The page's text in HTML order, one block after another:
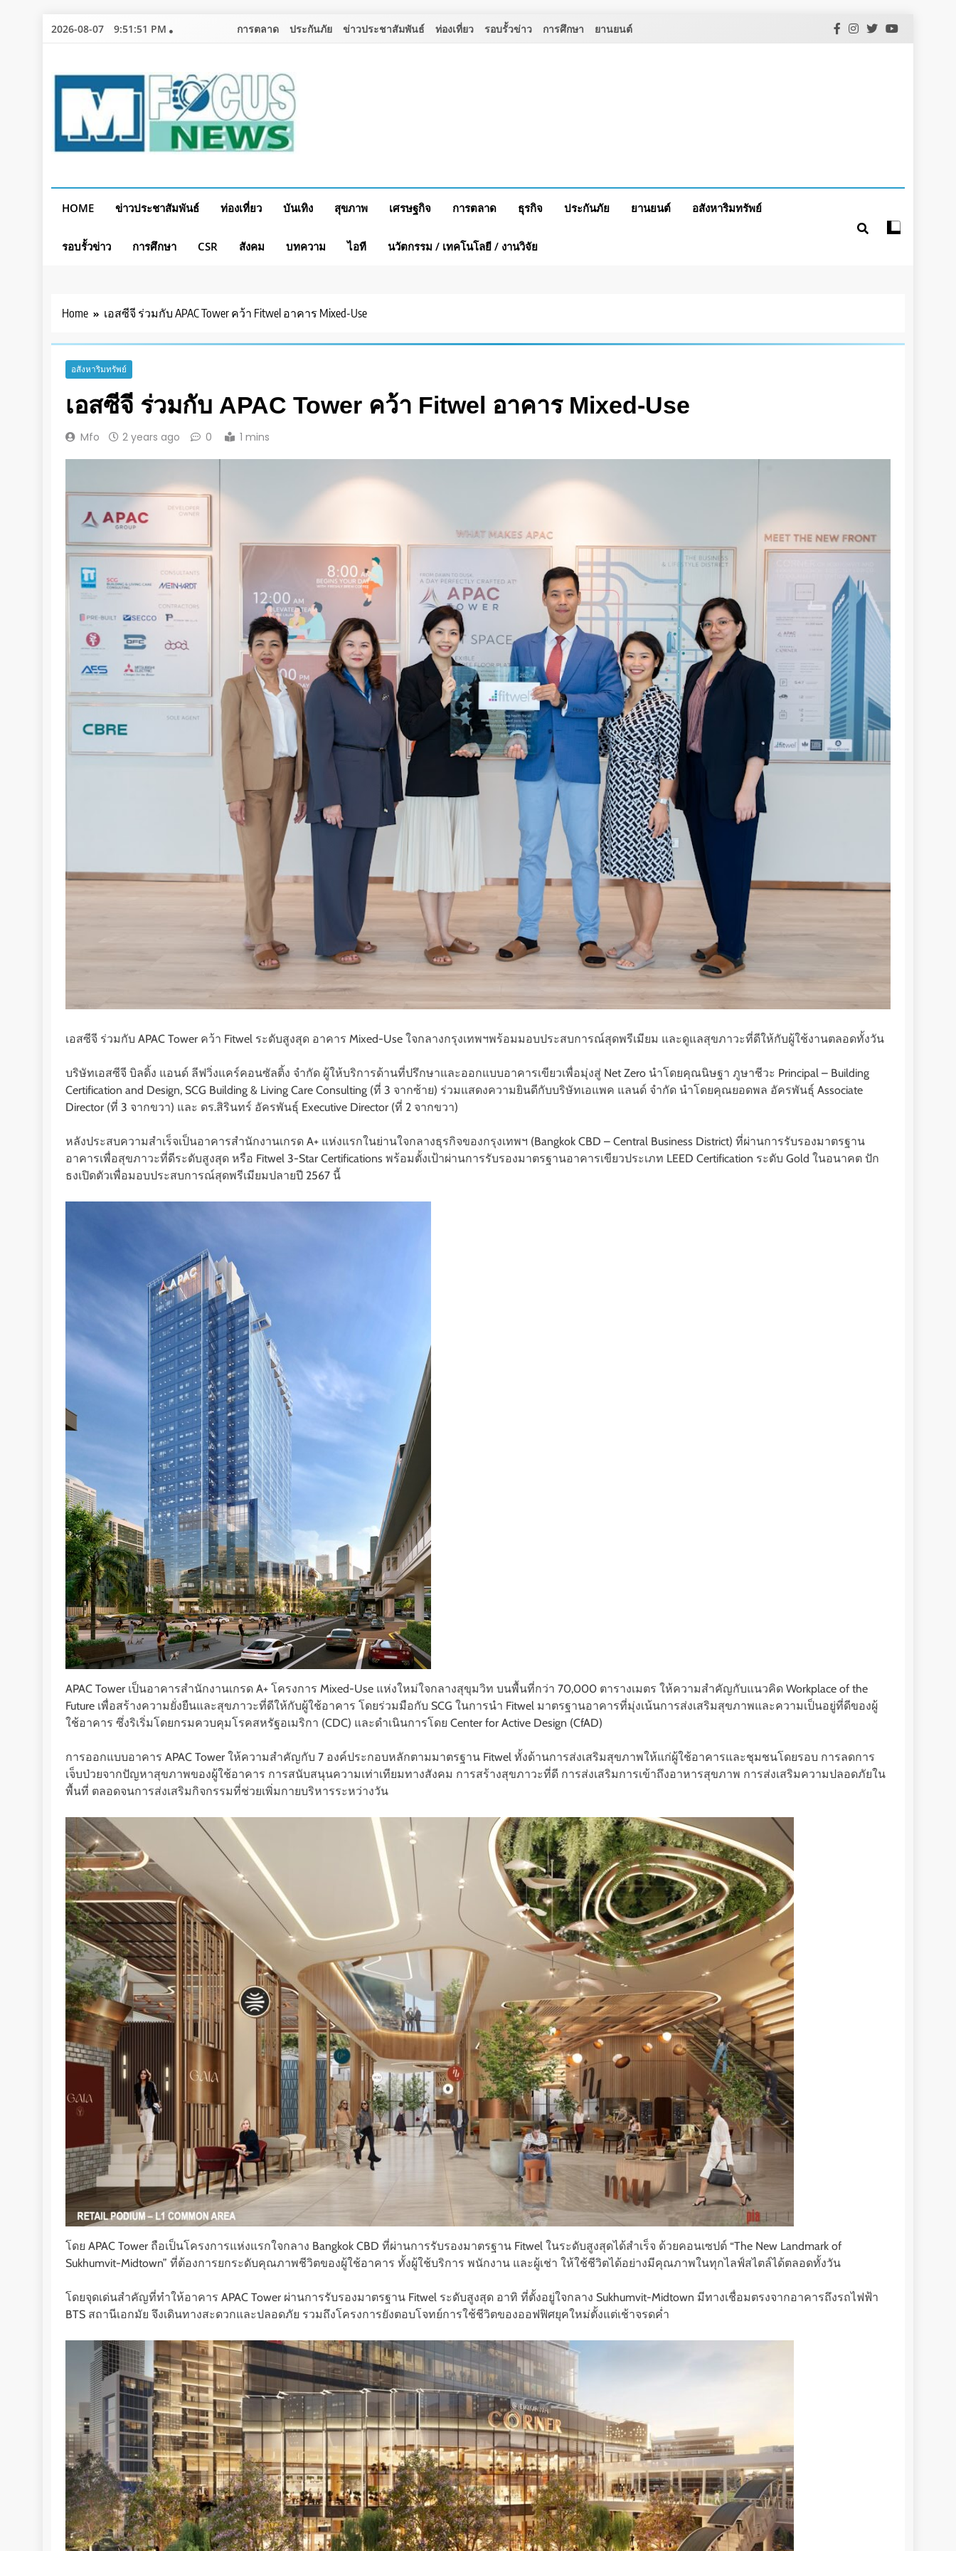
Skip
2026-08-07 9:51:53 PM การตลาด ประกันภัย ข่าวประชาสัมพันธ์ ท่องเที่ยว รอบรั้วข่าว การศึกษา ยานยนต์
HOME ข่าวประชาสัมพันธ์ ท่องเที่ยว บันเทิง สุขภาพ เศรษฐกิจ การตลาด ธุรกิจ ประกันภัย ยานยนต์ อสังหาริมทรัพย์
รอบรั้วข่าว การศึกษา CSR สังคม บทความ ไอที นวัตกรรม / เทคโนโลยี / งานวิจัย
Home เอสซีจี ร่วมกับ APAC Tower คว้า Fitwel อาคาร Mixed-Use
อสังหาริมทรัพย์
เอสซีจี ร่วมกับ APAC Tower คว้า Fitwel อาคาร Mixed-Use
Mfo 2 years ago 0 1 mins
เอสซีจี ร่วมกับ APAC Tower คว้า Fitwel ระดับสูงสุด อาคาร Mixed-Use ใจกลางกรุงเทพฯพร้อมมอบประสบการณ์สุดพรีเมียม และดูแลสุขภาวะที่ดีให้กับผู้ใช้งานตลอดทั้งวัน
บริษัทเอสซีจี บิลดิ้ง แอนด์ ลีฟวิ่งแคร์คอนซัลติ้ง จำกัด ผู้ให้บริการด้านที่ปรึกษาและออกแบบอาคารเขียวเพื่อมุ่งสู่ Net Zero นำโดยคุณนิษฐา ภูษาชีวะ Principal – Building
Certification and Design, SCG Building & Living Care Consulting (ที่ 3 จากซ้าย) ร่วมแสดงความยินดีกับบริษัทเอแพค แลนด์ จำกัด นำโดยคุณยอดพล อัครพันธุ์ Associate
Director (ที่ 3 จากขวา) และ ดร.สิรินทร์ อัครพันธุ์ Executive Director (ที่ 2 จากขวา)
หลังประสบความสำเร็จเป็นอาคารสำนักงานเกรด A+ แห่งแรกในย่านใจกลางธุรกิจของกรุงเทพฯ (Bangkok CBD – Central Business District) ที่ผ่านการรับรองมาตรฐาน
อาคารเพื่อสุขภาวะที่ดีระดับสูงสุด หรือ Fitwel 3-Star Certifications พร้อมตั้งเป้าผ่านการรับรองมาตรฐานอาคารเขียวประเภท LEED Certification ระดับ Gold ในอนาคต ปัก
ธงเปิดตัวเพื่อมอบประสบการณ์สุดพรีเมียมปลายปี 2567 นี้
APAC Tower เป็นอาคารสำนักงานเกรด A+ โครงการ Mixed-Use แห่งใหม่ใจกลางสุขุมวิท บนพื้นที่กว่า 70,000 ตารางเมตร ให้ความสำคัญกับแนวคิด Workplace of the
Future เพื่อสร้างความยั่งยืนและสุขภาวะที่ดีให้กับผู้ใช้อาคาร โดยร่วมมือกับ SCG ในการนำ Fitwel มาตรฐานอาคารที่มุ่งเน้นการส่งเสริมสุขภาพและความเป็นอยู่ที่ดีของผู้
ใช้อาคาร ซึ่งริเริ่มโดยกรมควบคุมโรคสหรัฐอเมริกา (CDC) และดำเนินการโดย Center for Active Design (CfAD)
การออกแบบอาคาร APAC Tower ให้ความสำคัญกับ 7 องค์ประกอบหลักตามมาตรฐาน Fitwel ทั้งด้านการส่งเสริมสุขภาพให้แก่ผู้ใช้อาคารและชุมชนโดยรอบ การลดการ
เจ็บป่วยจากปัญหาสุขภาพของผู้ใช้อาคาร การสนับสนุนความเท่าเทียมทางสังคม การสร้างสุขภาวะที่ดี การส่งเสริมการเข้าถึงอาหารสุขภาพ การส่งเสริมความปลอดภัยใน
พื้นที่ ตลอดจนการส่งเสริมกิจกรรมที่ช่วยเพิ่มกายบริหารระหว่างวัน
โดย APAC Tower ถือเป็นโครงการแห่งแรกใจกลาง Bangkok CBD ที่ผ่านการรับรองมาตรฐาน Fitwel ในระดับสูงสุดได้สำเร็จ ด้วยคอนเซปต์ “The New Landmark of
Sukhumvit-Midtown” ที่ต้องการยกระดับคุณภาพชีวิตของผู้ใช้อาคาร ทั้งผู้ใช้บริการ พนักงาน และผู้เช่า ให้ใช้ชีวิตได้อย่างมีคุณภาพในทุกไลฟ์สไตล์ได้ตลอดทั้งวัน
โดยจุดเด่นสำคัญที่ทำให้อาคาร APAC Tower ผ่านการรับรองมาตรฐาน Fitwel ระดับสูงสุด อาทิ ที่ตั้งอยู่ใจกลาง Sukhumvit-Midtown มีทางเชื่อมตรงจากอาคารถึงรถไฟฟ้า
BTS สถานีเอกมัย จึงเดินทางสะดวกและปลอดภัย รวมถึงโครงการยังตอบโจทย์การใช้ชีวิตของออฟฟิศยุคใหม่ตั้งแต่เช้าจรดค่ำ